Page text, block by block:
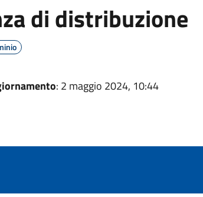
di distribuzione
: 2 maggio 2024, 10:44